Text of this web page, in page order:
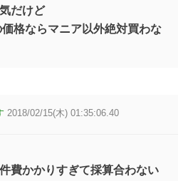
だけど
格ならマニア以外絶対買わな
2018/02/15(木) 01:35:06.40
費かかりすぎて採算合わない